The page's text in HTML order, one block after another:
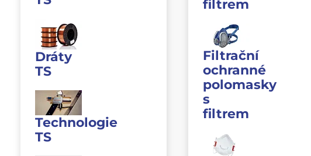
Dráty
TS
Technologie
TS
filtrem
Filtrační
ochranné
polomasky
s
filtrem